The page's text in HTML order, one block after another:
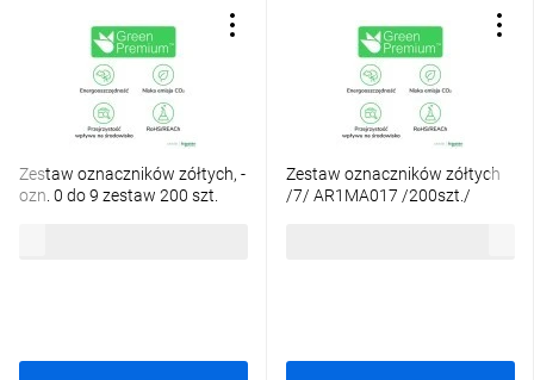
Zestaw oznaczników zółtych, -
ozn. 0 do 9 zestaw 200 szt.
Zestaw oznaczników zółtych
/7/ AR1MA017 /200szt./